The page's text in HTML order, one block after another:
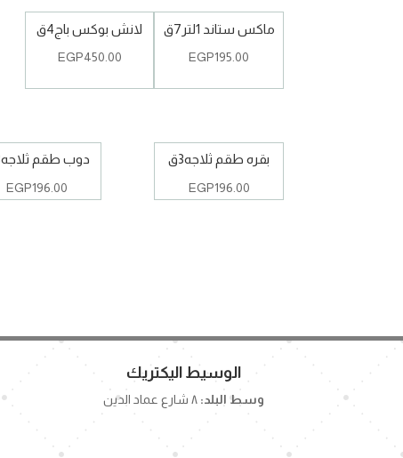
ماكس ستاند 1لتر7ق
EGP195.00
لانش بوكس باج4ق
EGP450.00
بقره طقم ثلاجه3ق
EGP196.00
دوب طقم ثلاجه3ق
EGP196.00
الوسيط اليكتريك
وسط البلد: ٨ شارع عماد الدين